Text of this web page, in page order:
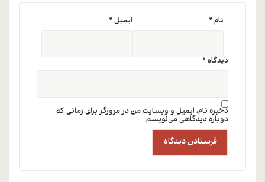
دیدگاه*
نام* ایمیل*
ذخیره نام، ایمیل و وبسایت من در مرورگر برای زمانی که
دوباره دیدگاهی می‌نویسم.